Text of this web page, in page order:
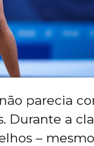
parecia
a
–